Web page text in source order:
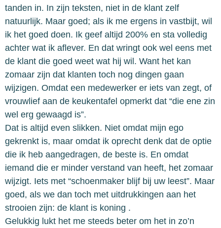
tanden in. In zijn teksten, niet in de klant zelf
natuurlijk. Maar goed; als ik me ergens in vastbijt, wil
ik het goed doen. Ik geef altijd 200% en sta volledig
achter wat ik aflever. En dat wringt ook wel eens met
de klant die goed weet wat hij wil. Want het kan
zomaar zijn dat klanten toch nog dingen gaan
wijzigen. Omdat een medewerker er iets van zegt, of
vrouwlief aan de keukentafel opmerkt dat “die ene zin
wel erg gewaagd is”.
Dat is altijd even slikken. Niet omdat mijn ego
gekrenkt is, maar omdat ik oprecht denk dat de optie
die ik heb aangedragen, de beste is. En omdat
iemand die er minder verstand van heeft, het zomaar
wijzigt. Iets met “schoenmaker blijf bij uw leest”. Maar
goed, als we dan toch met uitdrukkingen aan het
strooien zijn: de klant is koning .
Gelukkig lukt het me steeds beter om het in zo’n